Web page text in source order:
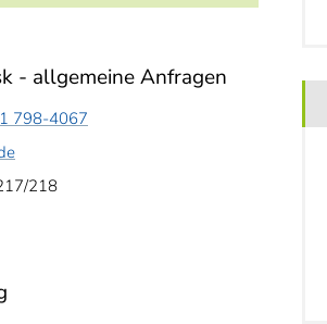
- allgemeine Anfragen
798-4067
218